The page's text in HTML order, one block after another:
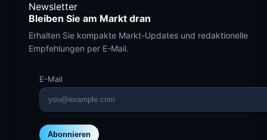
Newsletter
Bleiben Sie am Markt dran
Erhalten Sie kompakte Markt-Updates und redaktionelle
Empfehlungen per E-Mail.
E-Mail
Abonnieren